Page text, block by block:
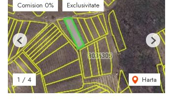
Comision 0% Exclusivitate
1 / 4 Harta
Previous Next